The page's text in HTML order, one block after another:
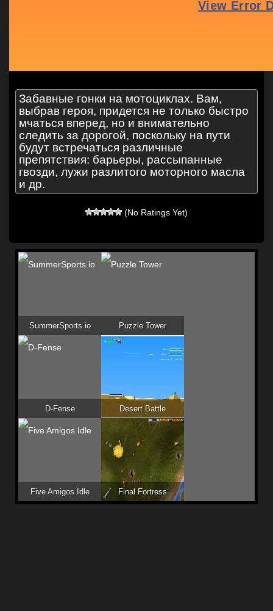
Забавные гонки на мотоциклах. Вам,
выбрав героя, придется не только быстро
мчаться вперед, но и внимательно
следить за дорогой, поскольку на пути
будут встречаться различные
препятствия: барьеры, рассыпанные
гвозди, лужи разлитого моторного масла
и др.
(No Ratings Yet)
SummerSports.io Puzzle Tower
D-Fense Desert Battle
Five Amigos Idle Final Fortress